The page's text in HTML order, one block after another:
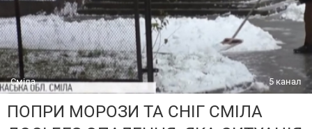
Сміла 5 канал
ПОПРИ МОРОЗИ ТА СНІГ СМІЛА